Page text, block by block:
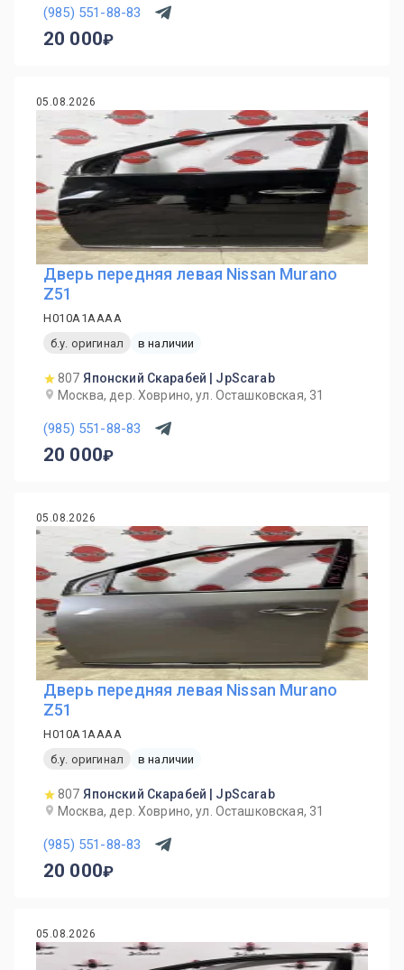
(985) 551-88-83
20 000
05.08.2026
Дверь передняя левая Nissan Murano
Z51
H010A1AAAA
б.у. оригинал
в наличии
807 Японский Скарабей | JpScarab
Москва, дер. Ховрино, ул. Осташковская, 31
(985) 551-88-83
20 000
05.08.2026
Дверь передняя левая Nissan Murano
Z51
H010A1AAAA
б.у. оригинал
в наличии
807 Японский Скарабей | JpScarab
Москва, дер. Ховрино, ул. Осташковская, 31
(985) 551-88-83
20 000
05.08.2026